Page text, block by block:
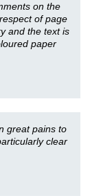
on the
of page
and the text is
paper
great pains to
clear